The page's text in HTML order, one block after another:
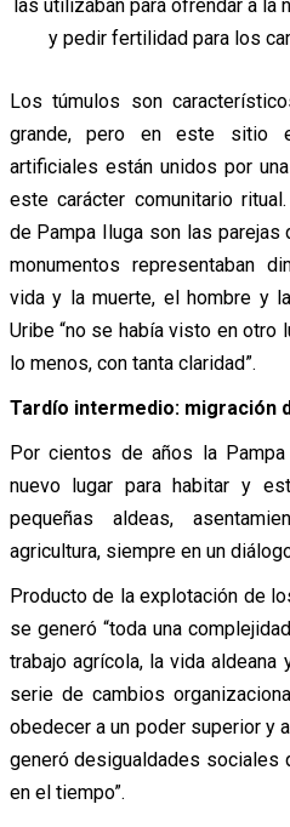
las utilizaban para ofrendar a la
y pedir fertilidad para los
Los túmulos son
grande, pero en este sitio
artificiales están unidos por
este carácter comunitario
de Pampa Iluga son las parejas
monumentos representaban
vida y la muerte, el hombre y
Uribe “no se había visto en otro
lo menos, con tanta claridad”.
Tardío intermedio: migración
Por cientos de años la
nuevo lugar para habitar y
pequeñas aldeas,
agricultura, siempre en un
Producto de la explotación de
se generó “toda una
trabajo agrícola, la vida aldeana
serie de cambios
obedecer a un poder superior y
generó desigualdades sociales
en el tiempo”.